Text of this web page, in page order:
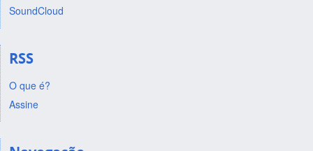
SoundCloud
RSS
O que é?
Assine